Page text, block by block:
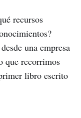
recursos
una empresa
que recorrimos
libro escrito